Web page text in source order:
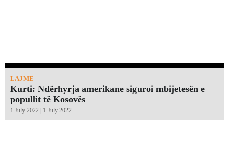
LAJME
Kurti: Ndërhyrja amerikane siguroi mbijetesën e
popullit të Kosovës
1 July 2022 | 1 July 2022